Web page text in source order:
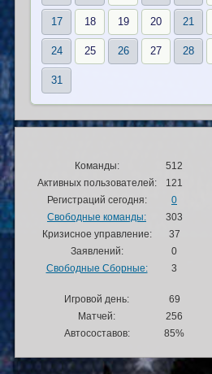
17 18 19 20 21
24 25 26 27 28
31
Команды:
512
Активных пользователей:
121
Регистраций сегодня:
0
Свободные команды:
303
Кризисное управление:
37
Заявлений:
0
Свободные Сборные:
3
Игровой день:
69
Матчей:
256
Автосоставов:
85%